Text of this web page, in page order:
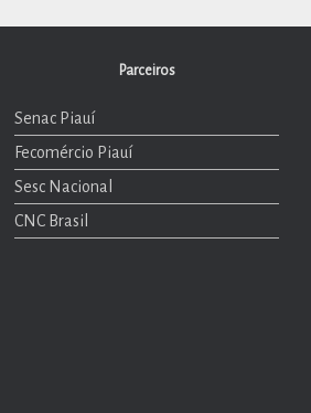
Parceiros
Senac Piauí
Fecomércio Piauí
Sesc Nacional
CNC Brasil